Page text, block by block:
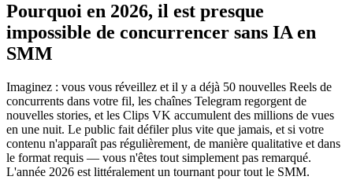
Pourquoi en 2026, il est presque
impossible de concurrencer sans IA en
SMM
Imaginez : vous vous réveillez et il y a déjà 50 nouvelles Reels de
concurrents dans votre fil, les chaînes Telegram regorgent de
nouvelles stories, et les Clips VK accumulent des millions de vues
en une nuit. Le public fait défiler plus vite que jamais, et si votre
contenu n'apparaît pas régulièrement, de manière qualitative et dans
le format requis — vous n'êtes tout simplement pas remarqué.
L'année 2026 est littéralement un tournant pour tout le SMM.